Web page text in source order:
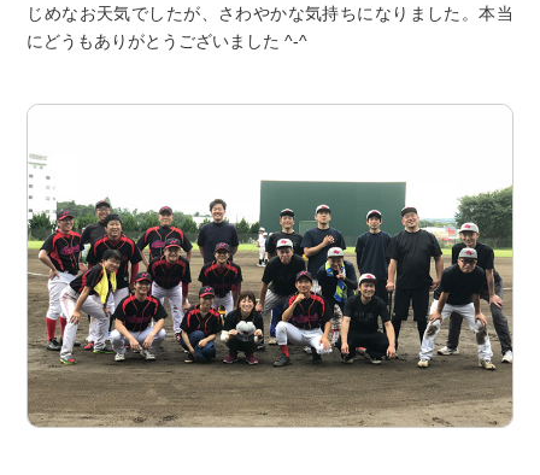
じめなお天気でしたが、さわやかな気持ちになりました。本当
にどうもありがとうございました ^-^